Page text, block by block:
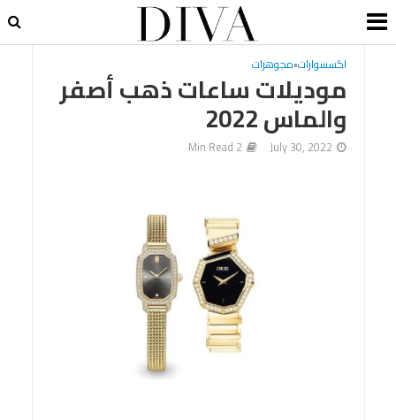
اكسسوارات•مجوهرات
موديلات ساعات ذهب أصفر
والماس 2022
July 30, 2022
2 Min Read